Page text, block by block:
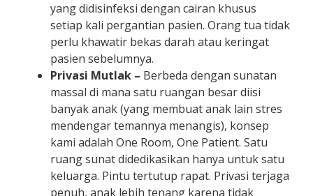
yang didisinfeksi dengan cairan khusus
setiap kali pergantian pasien. Orang tua tidak
perlu khawatir bekas darah atau keringat
pasien sebelumnya.
Privasi Mutlak – Berbeda dengan sunatan
massal di mana satu ruangan besar diisi
banyak anak (yang membuat anak lain stres
mendengar temannya menangis), konsep
kami adalah One Room, One Patient. Satu
ruang sunat didedikasikan hanya untuk satu
keluarga. Pintu tertutup rapat. Privasi terjaga
penuh, anak lebih tenang karena tidak